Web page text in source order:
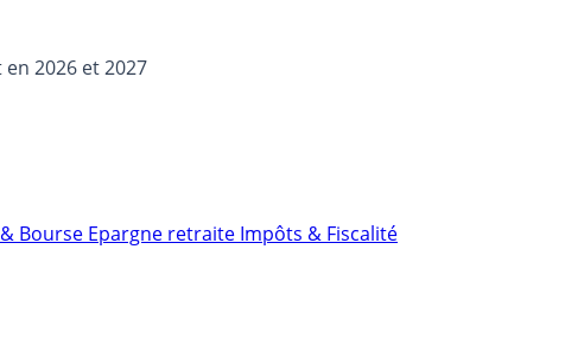
2026 et 2027
& Bourse Epargne retraite Impôts & Fiscalité